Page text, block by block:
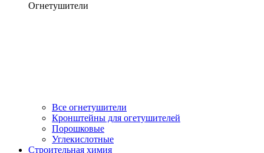
Огнетушители
Все огнетушители
Кронштейны для огетушителей
Порошковые
Углекислотные
Строительная химия